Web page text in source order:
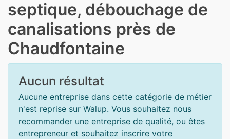
septique, débouchage de
canalisations près de
Chaudfontaine
Aucun résultat
Aucune entreprise dans cette catégorie de métier
n'est reprise sur Walup. Vous souhaitez nous
recommander une entreprise de qualité, ou êtes
entrepreneur et souhaitez inscrire votre